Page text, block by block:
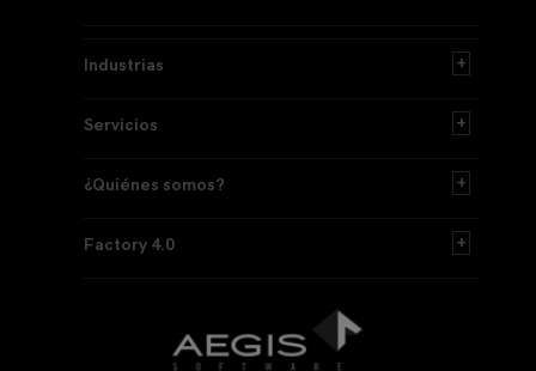
Industrias
Servicios
¿Quiénes somos?
Factory 4.0